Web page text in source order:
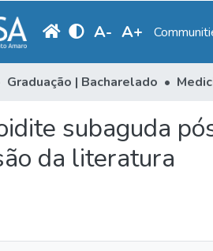
A- A+
Graduação | Bacharelado
subaguda
da literatura